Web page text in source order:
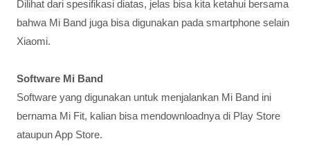
Dilihat dari spesifikasi diatas, jelas bisa kita ketahui bersama
bahwa Mi Band juga bisa digunakan pada smartphone selain
Xiaomi.
Software Mi Band
Software yang digunakan untuk menjalankan Mi Band ini
bernama Mi Fit, kalian bisa mendownloadnya di Play Store
ataupun App Store.